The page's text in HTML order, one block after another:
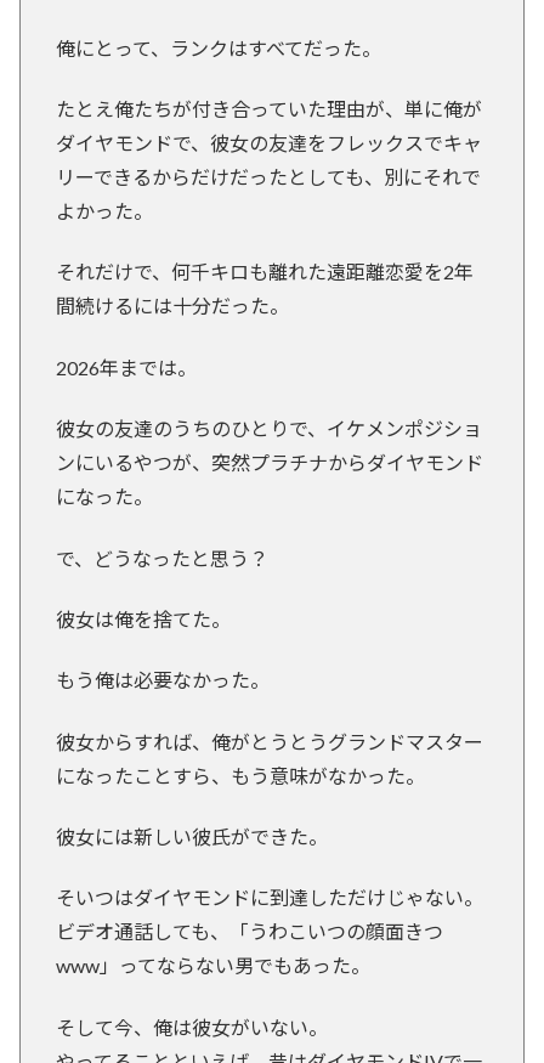
俺にとって、ランクはすべてだった。
たとえ俺たちが付き合っていた理由が、単に俺が
ダイヤモンドで、彼女の友達をフレックスでキャ
リーできるからだけだったとしても、別にそれで
よかった。
それだけで、何千キロも離れた遠距離恋愛を2年
間続けるには十分だった。
2026年までは。
彼女の友達のうちのひとりで、イケメンポジショ
ンにいるやつが、突然プラチナからダイヤモンド
になった。
で、どうなったと思う？
彼女は俺を捨てた。
もう俺は必要なかった。
彼女からすれば、俺がとうとうグランドマスター
になったことすら、もう意味がなかった。
彼女には新しい彼氏ができた。
そいつはダイヤモンドに到達しただけじゃない。
ビデオ通話しても、「うわこいつの顔面きつ
www」ってならない男でもあった。
そして今、俺は彼女がいない。